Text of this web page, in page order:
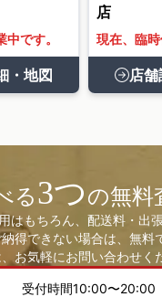
です。
・地図
店
現在、臨時
店
る3つの無料
はもちろん、配送料・出
得できない場合は、無料
お気軽にお問い合わせく
受付時間10:00〜20:00